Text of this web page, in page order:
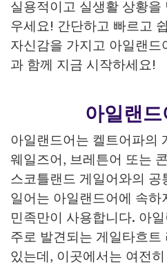
실용적이고 실생활 상황을
우세요! 간단하고 빠르고
자신감을 가지고 아일랜드
과 함께 지금 시작하세요!
아일랜드
아일랜드어는 켈트어파의
웨일즈어, 브레튼어 또는
스코틀랜드 게일어와의 공
일어는 아일랜드어에 속하
민족만이 사용합니다. 아
주로 발견되는 게일타흐트
있는데, 이곳에서는 여전